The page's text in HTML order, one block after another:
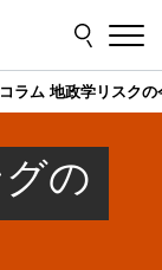
ラム 地政学リスクの
の